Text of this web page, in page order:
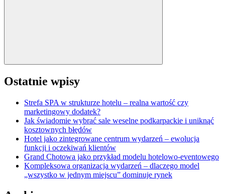
Ostatnie wpisy
Strefa SPA w strukturze hotelu – realna wartość czy
marketingowy dodatek?
Jak świadomie wybrać sale weselne podkarpackie i uniknąć
kosztownych błędów
Hotel jako zintegrowane centrum wydarzeń – ewolucja
funkcji i oczekiwań klientów
Grand Chotowa jako przykład modelu hotelowo-eventowego
Kompleksowa organizacja wydarzeń – dlaczego model
„wszystko w jednym miejscu” dominuje rynek